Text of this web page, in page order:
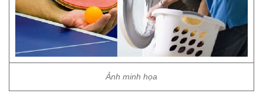
Ảnh minh họa